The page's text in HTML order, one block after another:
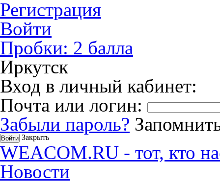
Регистрация
Войти
Пробки: 2 балла
Иркутск
Вход в личный кабинет:
Почта или логин:
Забыли пароль?
Закрыть
WEACOM.RU - тот, кто
Новости